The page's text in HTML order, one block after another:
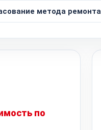
метода ремонта
по